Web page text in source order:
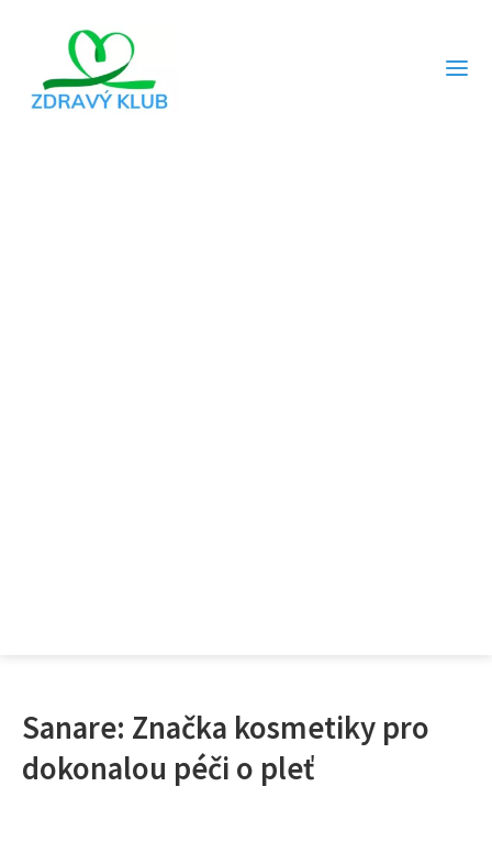
Sanare: Značka kosmetiky pro
dokonalou péči o pleť